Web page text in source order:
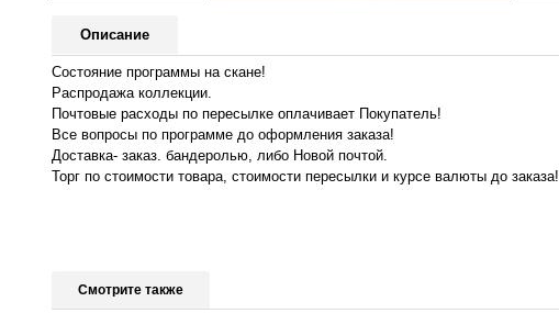
Описание
Состояние программы на скане!
Распродажа коллекции.
Почтовые расходы по пересылке оплачивает Покупатель!
Все вопросы по программе до оформления заказа!
Доставка- заказ. бандеролью, либо Новой почтой.
Торг по стоимости товара, стоимости пересылки и курсе валюты до заказа!
Смотрите также